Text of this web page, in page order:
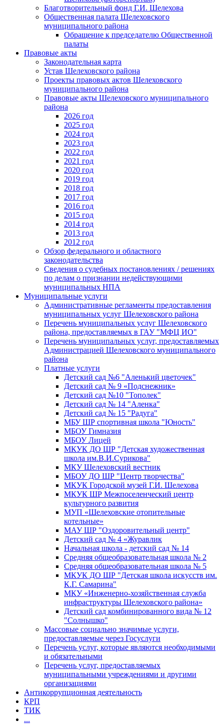
Благотворительный фонд Г.И. Шелехова
Общественная палата Шелеховского
муниципального района
Обращение к председателю Общественной
палаты
Правовые акты
Законодательная карта
Устав Шелеховского района
Проекты правовых актов Шелеховского
муниципального района
Правовые акты Шелеховского муниципального
района
2026 год
2025 год
2024 год
2023 год
2022 год
2021 год
2020 год
2019 год
2018 год
2017 год
2016 год
2015 год
2014 год
2013 год
2012 год
Обзор федерального и областного
законодательства
Сведения о судебных постановлениях / решениях
по делам о признании недействующими
муниципальных НПА
Муниципальные услуги
Административные регламенты предоставления
муниципальных услуг Шелеховского района
Перечень муниципальных услуг Шелеховского
района, предоставляемых в ГАУ "МФЦ ИО"
Перечень муниципальных услуг, предоставляемых
Администрацией Шелеховского муниципального
района
Платные услуги
Детский сад №6 "Аленький цветочек"
Детский сад № 9 «Подснежник»
Детский сад №10 "Тополек"
Детский сад № 14 "Аленка"
Детский сад № 15 "Радуга"
МБУ ШР спортивная школа "Юность"
МБОУ Гимназия
МБОУ Лицей
МКУК ДО ШР "Детская художественная
школа им.В.И.Сурикова"
МКУ Шелеховский вестник
МБОУ ДО ШР "Центр творчества"
МКУК Городской музей Г.И. Шелехова
МКУК ШР Межпоселенческий центр
культурного развития
МУП «Шелеховские отопительные
котельные»
МАУ ШР "Оздоровительный центр"
Детский сад № 4 «Журавлик
Начальная школа - детский сад № 14
Средняя общеобразовательная школа № 2
Средняя общеобразовательная школа № 5
МКУК ДО ШР "Детская школа искусств им.
К.Г. Самарина"
МКУ «Инженерно-хозяйственная служба
инфраструктуры Шелеховского района»
Детский сад комбинированного вида № 12
"Солнышко"
Массовые социально значимые услуги,
предоставляемые через Госуслуги
Перечень услуг, которые являются необходимыми
и обязательными
Перечень услуг, предоставляемых
муниципальными учреждениями и другими
организациями
Антикоррупционная деятельность
КРП
ТИК
...